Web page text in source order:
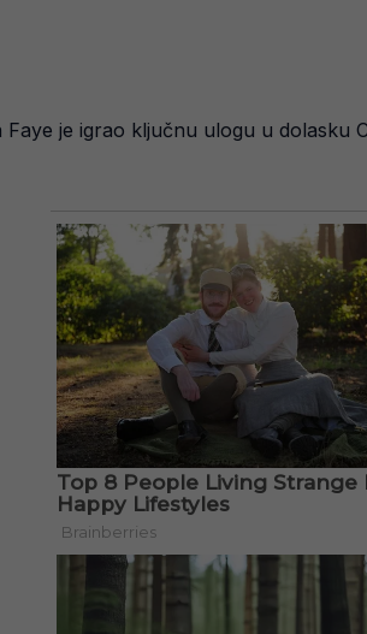
Faye je igrao ključnu ulogu u dolasku